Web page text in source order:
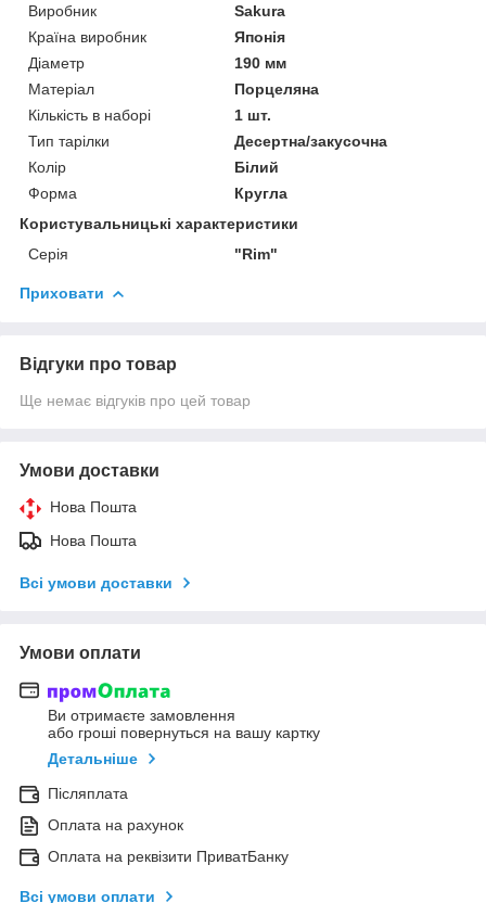
Виробник
Sakura
Країна виробник
Японія
Діаметр
190 мм
Матеріал
Порцеляна
Кількість в наборі
1 шт.
Тип тарілки
Десертна/закусочна
Колір
Білий
Форма
Кругла
Користувальницькі характеристики
Серія
"Rim"
Приховати
Відгуки про товар
Ще немає відгуків про цей товар
Умови доставки
Нова Пошта
Нова Пошта
Всі умови доставки
Умови оплати
Ви отримаєте замовлення
або гроші повернуться на вашу картку
Детальніше
Післяплата
Оплата на рахунок
Оплата на реквізити ПриватБанку
Всі умови оплати